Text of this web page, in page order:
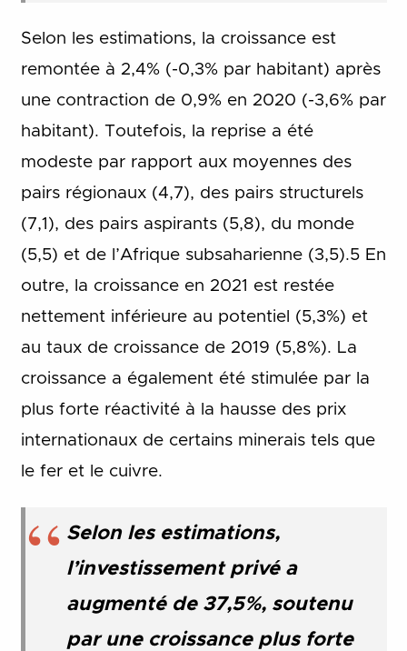
Selon les estimations, la croissance est
remontée à 2,4% (-0,3% par habitant) après
une contraction de 0,9% en 2020 (-3,6% par
habitant). Toutefois, la reprise a été
modeste par rapport aux moyennes des
pairs régionaux (4,7), des pairs structurels
(7,1), des pairs aspirants (5,8), du monde
(5,5) et de l’Afrique subsaharienne (3,5).5 En
outre, la croissance en 2021 est restée
nettement inférieure au potentiel (5,3%) et
au taux de croissance de 2019 (5,8%). La
croissance a également été stimulée par la
plus forte réactivité à la hausse des prix
internationaux de certains minerais tels que
le fer et le cuivre.
Selon les estimations,
l’investissement privé a
augmenté de 37,5%, soutenu
par une croissance plus forte